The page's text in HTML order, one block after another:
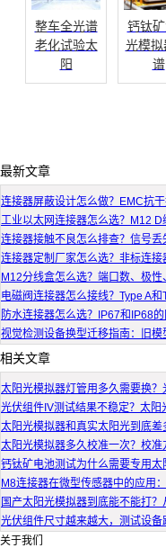
整车全光谱
老化试验太
阳
钙钛
光模拟
谱
最新文章
连接器屏蔽设计怎么做？EMC抗
工业以太网连接器怎么选？M12 D
连接器接触不良怎么排查？信号丢
连接器定制厂家怎么选？非标连接
M12分线盒怎么选？端口数、极性
电磁阀连接器怎么接线？Type A
防水连接器怎么选？IP67和IP68
视觉检测设备换型迁移指南：旧模
相关文章
太阳光模拟器灯管用多久需要换？
光伏组件IV测试结果不稳定？太阳
太阳光模拟器和真实太阳光到底差
太阳光模拟器多久校准一次？校准
钙钛矿电池测试为什么需要专用太
M8连接器在微型传感器中的应用
国产太阳光模拟器到底能不能打？
光伏组件尺寸越来越大，测试设备
关于我们